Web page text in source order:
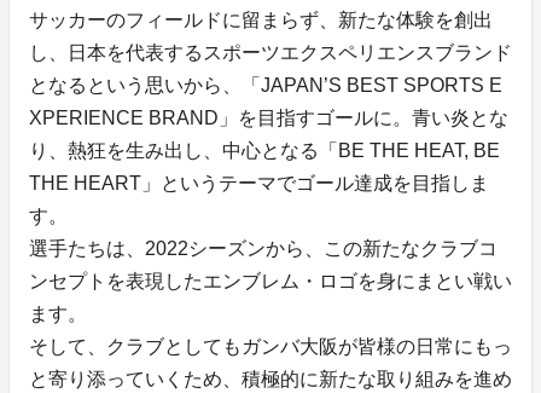
サッカーのフィールドに留まらず、新たな体験を創出
し、日本を代表するスポーツエクスペリエンスブランド
となるという思いから、「JAPAN’S BEST SPORTS E
XPERIENCE BRAND」を目指すゴールに。青い炎とな
り、熱狂を生み出し、中心となる「BE THE HEAT, BE
THE HEART」というテーマでゴール達成を目指しま
す。
選手たちは、2022シーズンから、この新たなクラブコ
ンセプトを表現したエンブレム・ロゴを身にまとい戦い
ます。
そして、クラブとしてもガンバ大阪が皆様の日常にもっ
と寄り添っていくため、積極的に新たな取り組みを進め